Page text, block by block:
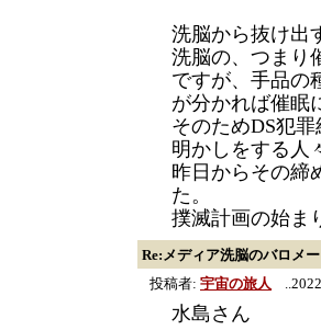
洗脳から抜け出
洗脳の、つまり
ですが、手品の
が分かれば催眠
そのためDS犯
明かしをする人
昨日からその締
た。
撲滅計画の始ま
Re:メディア洗脳のバロメ
投稿者: 宇宙の旅人
水島さん